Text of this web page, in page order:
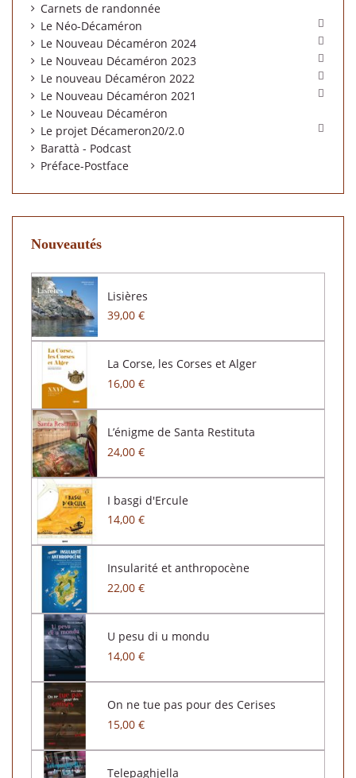
Carnets de randonnée
Le Néo-Décaméron

Le Nouveau Décaméron 2024 
Le Nouveau Décaméron 2023 
Le nouveau Décaméron 2022 
Le Nouveau Décaméron 2021 
Le Nouveau Décaméron
Le projet Décameron20/2.0

Barattà - Podcast
Préface-Postface
Nouveautés
Lisières
39,00 €
La Corse, les Corses et Alger
16,00 €
L’énigme de Santa Restituta
24,00 €
I basgi d'Ercule
14,00 €
Insularité et anthropocène
22,00 €
U pesu di u mondu
14,00 €
On ne tue pas pour des Cerises
15,00 €
Telepaghjella